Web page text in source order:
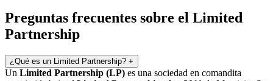
Preguntas frecuentes sobre el Limited
Partnership
¿Qué es un Limited Partnership? +
Un Limited Partnership (LP) es una sociedad en comandita